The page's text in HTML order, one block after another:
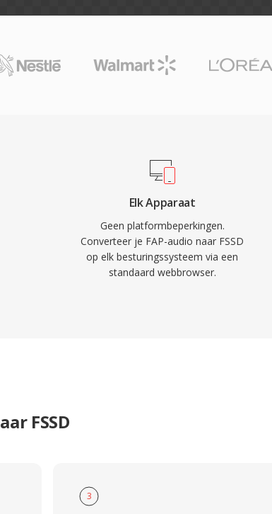
Elk Apparaat
Geen platformbeperkingen.
Converteer je FAP-audio naar FSSD
op elk besturingssysteem via een
standaard webbrowser.
FSSD
3